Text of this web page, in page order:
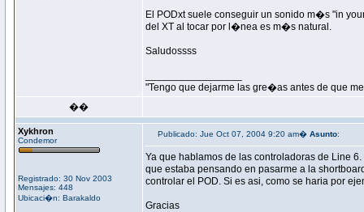
El PODxt suele conseguir un sonido m�s "in
del XT al tocar por l�nea es m�s natural.
Saludossss
"Tengo que dejarme las gre�as antes de que
��
Xykhron
Condemor
Registrado: 30 Nov 2003
Mensajes: 448
Ubicaci�n: Barakaldo
Publicado: Jue Oct 07, 2004 9:20 am� Asunto:
Ya que hablamos de las controladoras de Line
que estaba pensando en pasarme a la
controlar el POD. Si es asi, como se haria por
Gracias